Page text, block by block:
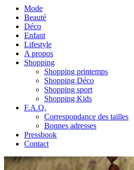
Mode
Beauté
Déco
Enfant
Lifestyle
A propos
Shopping
Shopping printemps
Shopping Déco
Shopping sport
Shopping Kids
F.A.Q.
Correspondance des tailles
Bonnes adresses
Pressbook
Contact